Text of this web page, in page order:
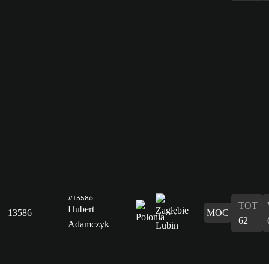
13586
#13586
Hubert
Adamczyk
MOC
TOT
62